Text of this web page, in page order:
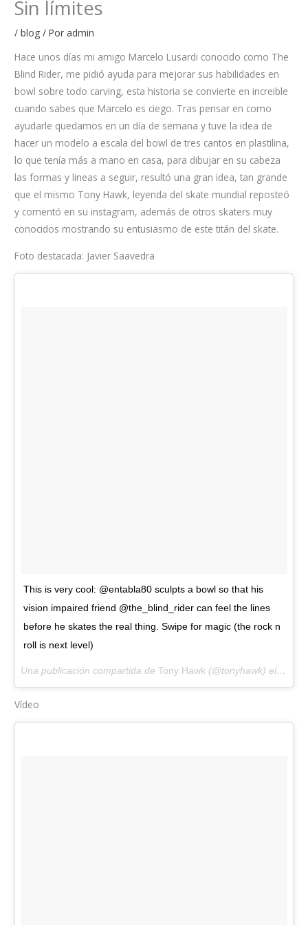
Sin límites
/blog / Por admin
Hace unos días mi amigo Marcelo Lusardi conocido como The
Blind Rider, me pidió ayuda para mejorar sus habilidades en
bowl sobre todo carving, esta historia se convierte en increible
cuando sabes que Marcelo es ciego. Tras pensar en como
ayudarle quedamos en un día de semana y tuve la idea de
hacer un modelo a escala del bowl de tres cantos en plastilina,
lo que tenía más a mano en casa, para dibujar en su cabeza
las formas y lineas a seguir, resultó una gran idea, tan grande
que el mismo Tony Hawk, leyenda del skate mundial reposteó
y comentó en su instagram, además de otros skaters muy
conocidos mostrando su entusiasmo de este titán del skate.
Foto destacada: Javier Saavedra
This is very cool: @entabla80 sculpts a bowl so that his
vision impaired friend @the_blind_rider can feel the lines
before he skates the real thing. Swipe for magic (the rock n
roll is next level)
Una publicación compartida deTony Hawk (@tonyhawk) el 25
Vídeo